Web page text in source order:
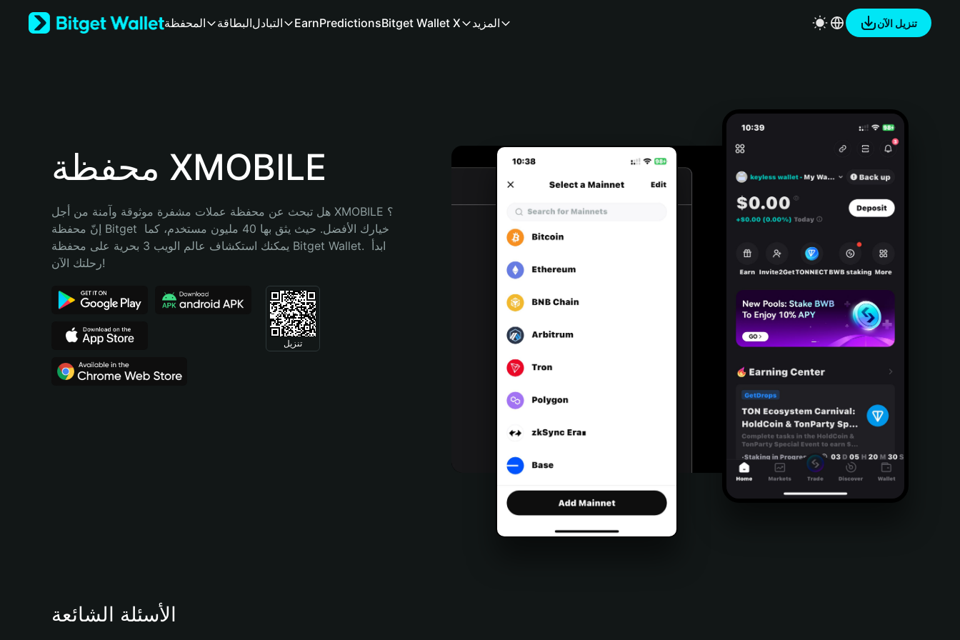
Bahasa Indonesia
Português (Brasil)
المحفظة البطاقةالتبادل EarnPredictionsBitget Wallet X المزيد تنزيل الآن
محفظة XMOBILE
هل تبحث عن محفظة عملات مشفرة موثوقة وآمنة من أجل XMOBILE؟
إنّ محفظة Bitget خيارك الأفضل. حيث يثق بها 40 مليون مستخدم، كما
يمكنك استكشاف عالم الويب 3 بحرية على محفظة Bitget Wallet. ابدأ
رحلتك الآن!
تنزيل
الأسئلة الشائعة